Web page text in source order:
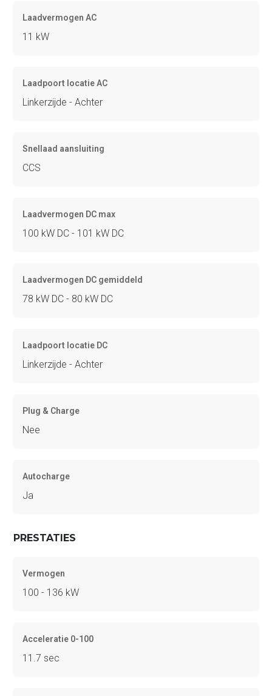
Laadvermogen AC
11 kW
Laadpoort locatie AC
Linkerzijde - Achter
Snellaad aansluiting
CCS
Laadvermogen DC max
100 kW DC - 101 kW DC
Laadvermogen DC gemiddeld
78 kW DC - 80 kW DC
Laadpoort locatie DC
Linkerzijde - Achter
Plug & Charge
Nee
Autocharge
Ja
PRESTATIES
Vermogen
100 - 136 kW
Acceleratie 0-100
11.7 sec